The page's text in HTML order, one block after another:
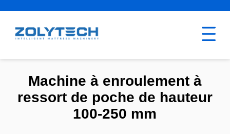
Machine à enroulement à
ressort de poche de hauteur
100-250 mm